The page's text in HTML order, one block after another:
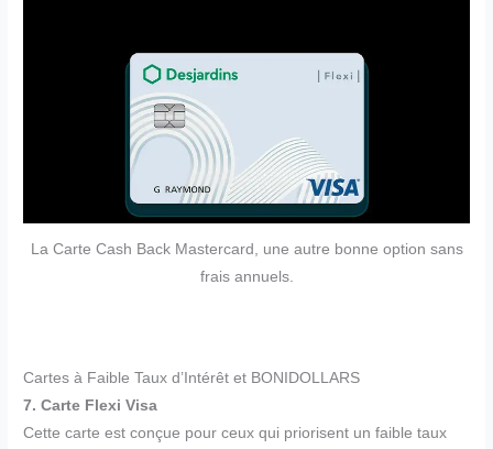
La Carte Cash Back Mastercard, une autre bonne option sans
frais annuels.
Cartes à Faible Taux d’Intérêt et BONIDOLLARS
7. Carte Flexi Visa
Cette carte est conçue pour ceux qui priorisent un faible taux